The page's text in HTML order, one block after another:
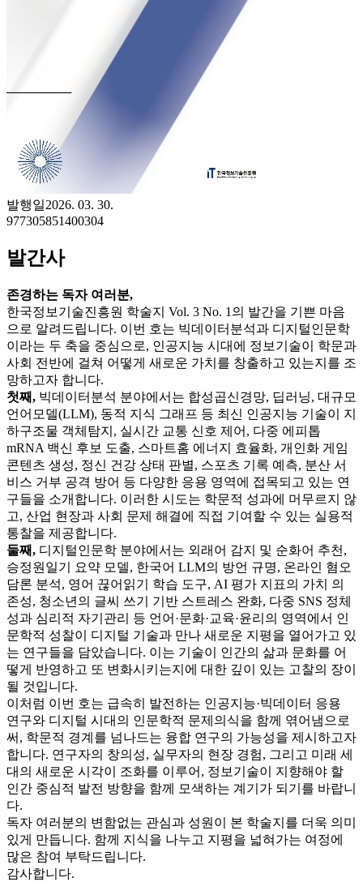
발행일2026. 03. 30.
977305851400304
발간사
존경하는 독자 여러분,
한국정보기술진흥원 학술지 Vol. 3 No. 1의 발간을 기쁜 마음
으로 알려드립니다. 이번 호는 빅데이터분석과 디지털인문학
이라는 두 축을 중심으로, 인공지능 시대에 정보기술이 학문과
사회 전반에 걸쳐 어떻게 새로운 가치를 창출하고 있는지를 조
망하고자 합니다.
첫째, 빅데이터분석 분야에서는 합성곱신경망, 딥러닝, 대규모
언어모델(LLM), 동적 지식 그래프 등 최신 인공지능 기술이 지
하구조물 객체탐지, 실시간 교통 신호 제어, 다중 에피톱
mRNA 백신 후보 도출, 스마트홈 에너지 효율화, 개인화 게임
콘텐츠 생성, 정신 건강 상태 판별, 스포츠 기록 예측, 분산 서
비스 거부 공격 방어 등 다양한 응용 영역에 접목되고 있는 연
구들을 소개합니다. 이러한 시도는 학문적 성과에 머무르지 않
고, 산업 현장과 사회 문제 해결에 직접 기여할 수 있는 실용적
통찰을 제공합니다.
둘째, 디지털인문학 분야에서는 외래어 감지 및 순화어 추천,
승정원일기 요약 모델, 한국어 LLM의 방언 규명, 온라인 혐오
담론 분석, 영어 끊어읽기 학습 도구, AI 평가 지표의 가치 의
존성, 청소년의 글씨 쓰기 기반 스트레스 완화, 다중 SNS 정체
성과 심리적 자기관리 등 언어·문화·교육·윤리의 영역에서 인
문학적 성찰이 디지털 기술과 만나 새로운 지평을 열어가고 있
는 연구들을 담았습니다. 이는 기술이 인간의 삶과 문화를 어
떻게 반영하고 또 변화시키는지에 대한 깊이 있는 고찰의 장이
될 것입니다.
이처럼 이번 호는 급속히 발전하는 인공지능·빅데이터 응용
연구와 디지털 시대의 인문학적 문제의식을 함께 엮어냄으로
써, 학문적 경계를 넘나드는 융합 연구의 가능성을 제시하고자
합니다. 연구자의 창의성, 실무자의 현장 경험, 그리고 미래 세
대의 새로운 시각이 조화를 이루어, 정보기술이 지향해야 할
인간 중심적 발전 방향을 함께 모색하는 계기가 되기를 바랍니
다.
독자 여러분의 변함없는 관심과 성원이 본 학술지를 더욱 의미
있게 만듭니다. 함께 지식을 나누고 지평을 넓혀가는 여정에
많은 참여 부탁드립니다.
감사합니다.